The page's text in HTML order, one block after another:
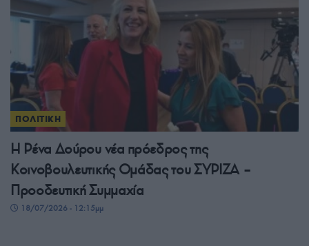
ΠΟΛΙΤΙΚΗ
Η Ρένα Δούρου νέα πρόεδρος της
Κοινοβουλευτικής Ομάδας του ΣΥΡΙΖΑ –
Προοδευτική Συμμαχία
18/07/2026 - 12:15μμ